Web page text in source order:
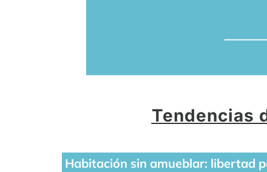
Tendencias
Habitación sin amueblar: libertad